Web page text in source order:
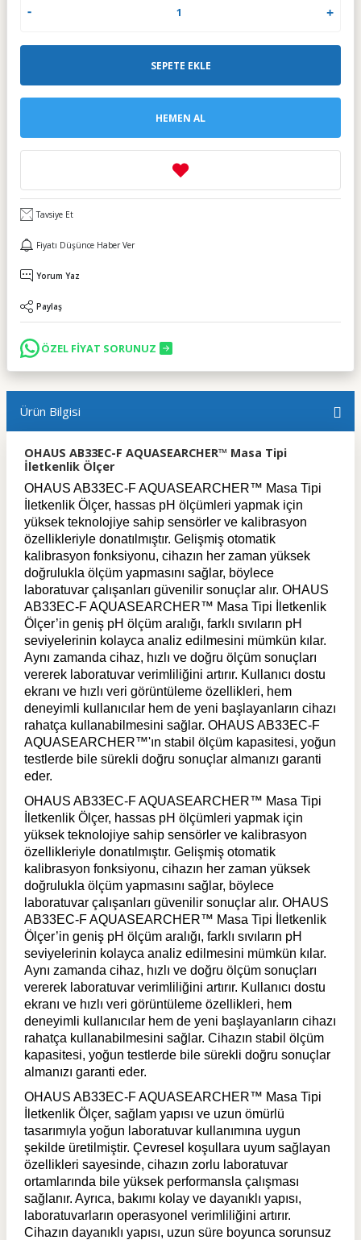
SEPETE EKLE
HEMEN AL
Tavsiye Et
Fiyatı Düşünce Haber Ver
Yorum Yaz
Paylaş
ÖZEL FİYAT SORUNUZ
Ürün Bilgisi
OHAUS AB33EC-F AQUASEARCHER™ Masa Tipi
İletkenlik Ölçer
OHAUS AB33EC-F AQUASEARCHER™ Masa Tipi
İletkenlik Ölçer, hassas pH ölçümleri yapmak için
yüksek teknolojiye sahip sensörler ve kalibrasyon
özellikleriyle donatılmıştır. Gelişmiş otomatik
kalibrasyon fonksiyonu, cihazın her zaman yüksek
doğrulukla ölçüm yapmasını sağlar, böylece
laboratuvar çalışanları güvenilir sonuçlar alır. OHAUS
AB33EC-F AQUASEARCHER™ Masa Tipi İletkenlik
Ölçer’in geniş pH ölçüm aralığı, farklı sıvıların pH
seviyelerinin kolayca analiz edilmesini mümkün kılar.
Aynı zamanda cihaz, hızlı ve doğru ölçüm sonuçları
vererek laboratuvar verimliliğini artırır. Kullanıcı dostu
ekranı ve hızlı veri görüntüleme özellikleri, hem
deneyimli kullanıcılar hem de yeni başlayanların cihazı
rahatça kullanabilmesini sağlar. OHAUS AB33EC-F
AQUASEARCHER™'ın stabil ölçüm kapasitesi, yoğun
testlerde bile sürekli doğru sonuçlar almanızı garanti
eder.
OHAUS AB33EC-F AQUASEARCHER™ Masa Tipi
İletkenlik Ölçer, hassas pH ölçümleri yapmak için
yüksek teknolojiye sahip sensörler ve kalibrasyon
özellikleriyle donatılmıştır. Gelişmiş otomatik
kalibrasyon fonksiyonu, cihazın her zaman yüksek
doğrulukla ölçüm yapmasını sağlar, böylece
laboratuvar çalışanları güvenilir sonuçlar alır. OHAUS
AB33EC-F AQUASEARCHER™ Masa Tipi İletkenlik
Ölçer’in geniş pH ölçüm aralığı, farklı sıvıların pH
seviyelerinin kolayca analiz edilmesini mümkün kılar.
Aynı zamanda cihaz, hızlı ve doğru ölçüm sonuçları
vererek laboratuvar verimliliğini artırır. Kullanıcı dostu
ekranı ve hızlı veri görüntüleme özellikleri, hem
deneyimli kullanıcılar hem de yeni başlayanların cihazı
rahatça kullanabilmesini sağlar. Cihazın stabil ölçüm
kapasitesi, yoğun testlerde bile sürekli doğru sonuçlar
almanızı garanti eder.
OHAUS AB33EC-F AQUASEARCHER™ Masa Tipi
İletkenlik Ölçer, sağlam yapısı ve uzun ömürlü
tasarımıyla yoğun laboratuvar kullanımına uygun
şekilde üretilmiştir. Çevresel koşullara uyum sağlayan
özellikleri sayesinde, cihazın zorlu laboratuvar
ortamlarında bile yüksek performansla çalışması
sağlanır. Ayrıca, bakımı kolay ve dayanıklı yapısı,
laboratuvarların operasyonel verimliliğini artırır.
Cihazın dayanıklı yapısı, uzun süre boyunca sorunsuz